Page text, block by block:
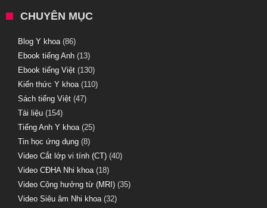
CHUYÊN MỤC
Blog Y khoa(86)
Ebook tiếng Anh (13)
Ebook tiếng Việt (130)
Kiến thức Y khoa(110)
Sách tiếng Việt (47)
Tài liệu (154)
Tiếng Anh Y khoa(25)
Tin học ứng dụng (8)
Video Cắt lớp vi tính (CT) (40)
Video CĐHA Nhi khoa(18)
Video Cộng hưởng từ (MRI) (35)
Video Siêu âm Nhi khoa(32)